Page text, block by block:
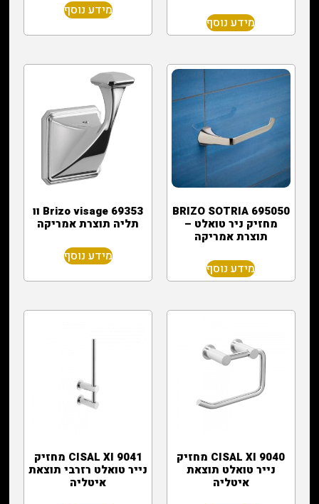
מידע נוסף
מידע נוסף
BRIZO SOTRIA 695050
מחזיק ניר טואלט –
תוצרת אמריקה
מידע נוסף
Brizo visage 69353 וו
תליה תוצרת אמריקה
מידע נוסף
CISAL XI 9040 מחזיק
נייר טואלט תוצאת
איטליה
CISAL XI 9041 מחזיק
נייר טואלט רזרבי תוצאת
איטליה